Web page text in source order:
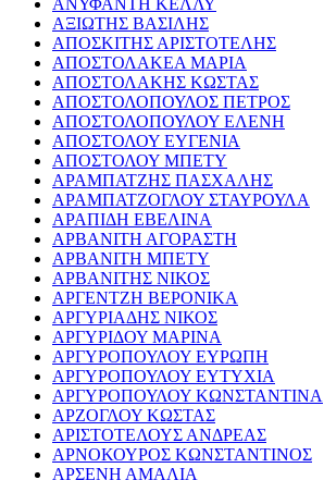
ΑΝΥΦΑΝΤΗ ΚΕΛΛΥ
ΑΞΙΩΤΗΣ ΒΑΣΙΛΗΣ
ΑΠΟΣΚΙΤΗΣ ΑΡΙΣΤΟΤΕΛΗΣ
ΑΠΟΣΤΟΛΑΚΕΑ ΜΑΡΙΑ
ΑΠΟΣΤΟΛΑΚΗΣ ΚΩΣΤΑΣ
ΑΠΟΣΤΟΛΟΠΟΥΛΟΣ ΠΕΤΡΟΣ
ΑΠΟΣΤΟΛΟΠΟΥΛΟΥ ΕΛΕΝΗ
ΑΠΟΣΤΟΛΟΥ ΕΥΓΕΝΙΑ
ΑΠΟΣΤΟΛΟΥ ΜΠΕΤΥ
ΑΡΑΜΠΑΤΖΗΣ ΠΑΣΧΑΛΗΣ
ΑΡΑΜΠΑΤΖΟΓΛΟΥ ΣΤΑΥΡΟΥΛΑ
ΑΡΑΠΙΔΗ ΕΒΕΛΙΝΑ
ΑΡΒΑΝΙΤΗ ΑΓΟΡΑΣΤΗ
ΑΡΒΑΝΙΤΗ ΜΠΕΤΥ
ΑΡΒΑΝΙΤΗΣ ΝΙΚΟΣ
ΑΡΓΕΝΤΖΗ ΒΕΡΟΝΙΚΑ
ΑΡΓΥΡΙΑΔΗΣ ΝΙΚΟΣ
ΑΡΓΥΡΙΔΟΥ ΜΑΡΙΝΑ
ΑΡΓΥΡΟΠΟΥΛΟΥ ΕΥΡΩΠΗ
ΑΡΓΥΡΟΠΟΥΛΟΥ ΕΥΤΥΧΙΑ
ΑΡΓΥΡΟΠΟΥΛΟΥ ΚΩΝΣΤΑΝΤΙΝΑ
ΑΡΖΟΓΛΟΥ ΚΩΣΤΑΣ
ΑΡΙΣΤΟΤΕΛΟΥΣ ΑΝΔΡΕΑΣ
ΑΡΝΟΚΟΥΡΟΣ ΚΩΝΣΤΑΝΤΙΝΟΣ
ΑΡΣΕΝΗ ΑΜΑΛΙΑ